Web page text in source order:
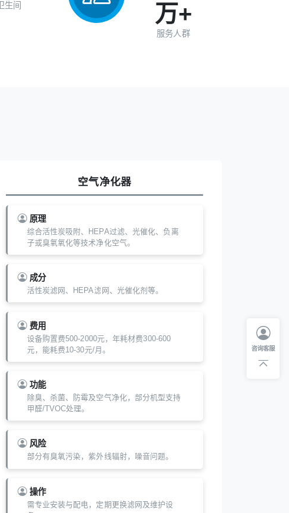
卫生间
万+
服务人群
空气净化器
原理
综合活性炭吸附、HEPA过滤、光催化、负离
子或臭氧氧化等技术净化空气。
成分
活性炭滤网、HEPA滤网、光催化剂等。
费用
设备购置费500-2000元，年耗材费300-600
元，能耗费10-30元/月。
功能
除臭、杀菌、防霉及空气净化，部分机型支持
甲醛/TVOC处理。
风险
部分有臭氧污染，紫外线辐射，噪音问题。
操作
需专业安装与配电，定期更换滤网及维护设
咨询客服